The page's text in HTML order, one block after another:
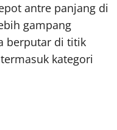
antre panjang di
gampang
berputar di titik
kategori